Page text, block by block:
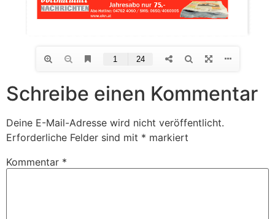
Schreibe einen Kommentar
Deine E-Mail-Adresse wird nicht veröffentlicht.
Erforderliche Felder sind mit * markiert
Kommentar *